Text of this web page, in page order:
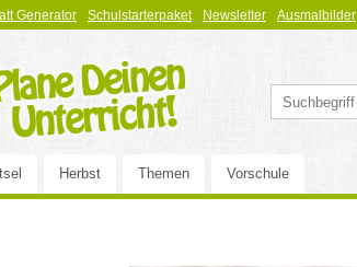
Ausmalbilder
Newsletter
Schulstarterpaket
Generator
Herbst Themen Vorschule